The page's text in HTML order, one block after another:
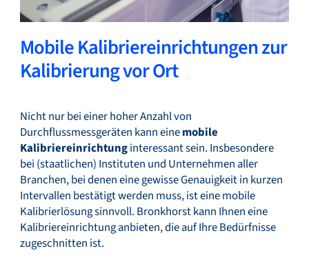
Mobile Kalibriereinrichtungen zur
Kalibrierung vor Ort
Nicht nur bei einer hoher Anzahl von
Durchflussmessgeräten kann einemobile
Kalibriereinrichtunginteressant sein. Insbesondere
bei (staatlichen) Instituten und Unternehmen aller
Branchen, bei denen eine gewisse Genauigkeit in kurzen
Intervallen bestätigt werden muss, ist eine mobile
Kalibrierlösung sinnvoll. Bronkhorst kann Ihnen eine
Kalibriereinrichtung anbieten, die auf Ihre Bedürfnisse
zugeschnitten ist.